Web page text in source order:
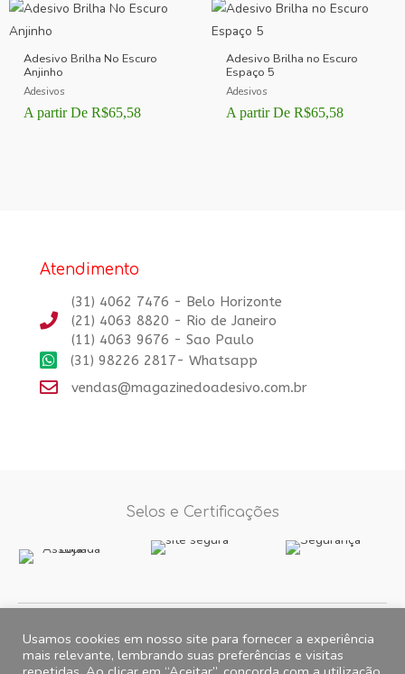
Adesivo Brilha No Escuro
Anjinho
Adesivos
A partir De R$65,58
Adesivo Brilha no Escuro
Espaço 5
Adesivos
A partir De R$65,58
Atendimento
(31) 4062 7476 - Belo Horizonte
(21) 4063 8820 - Rio de Janeiro
(11) 4063 9676 - Sao Paulo
(31) 98226 2817- Whatsapp
vendas@magazinedoadesivo.com.br
Selos e Certificações
Usamos cookies em nosso site para fornecer a experiência
mais relevante, lembrando suas preferências e visitas